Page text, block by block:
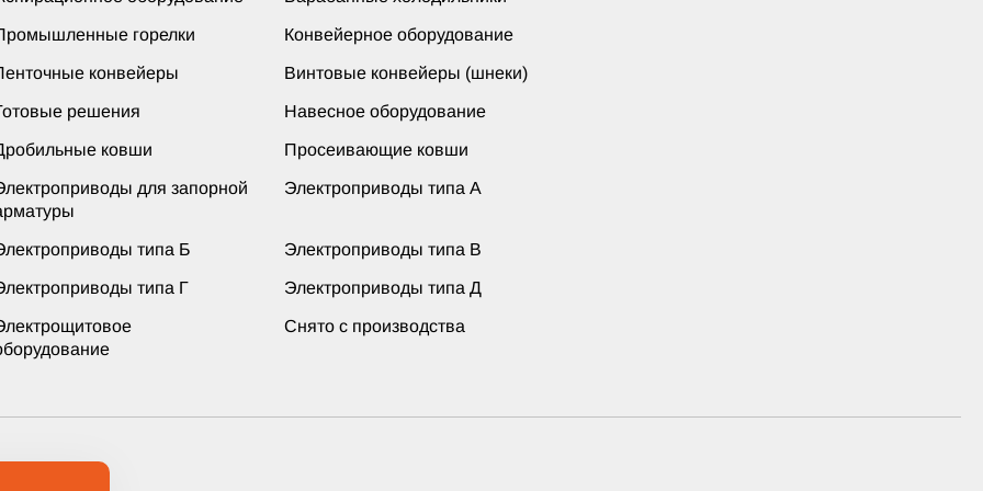
горелки Конвейерное оборудование
конвейеры Винтовые конвейеры (шнеки)
решения Навесное оборудование
ковши Просеивающие ковши
для запорной
Электроприводы типа А
типа Б Электроприводы типа В
типа Г Электроприводы типа Д
Снято с производства